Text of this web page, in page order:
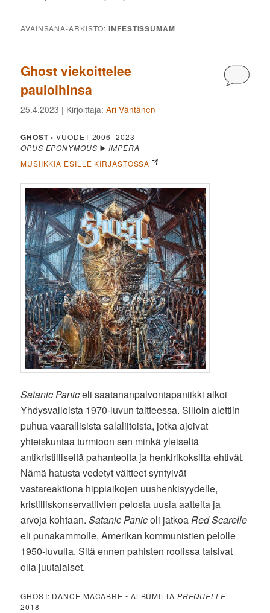
AVAINSANA-ARKISTO:INFESTISSUMAM
Ghost viekoittelee
pauloihinsa
25.4.2023 | Kirjoittaja:Ari Väntänen
GHOST • VUODET 2006–2023
OPUS EPONYMOUS ▶️ IMPERA
MUSIIKKIA ESILLE KIRJASTOSSA
Satanic Paniceli saatananpalvontapaniikki alkoi
Yhdysvalloista 1970-luvun taitteessa. Silloin alettiin
puhua vaarallisista salaliitoista, jotka ajoivat
yhteiskuntaa turmioon sen minkä yleiseltä
antikristilliseltä pahanteolta ja henkirikoksilta ehtivät.
Nämä hatusta vedetyt väitteet syntyivät
vastareaktiona hippiaikojen uushenkisyydelle,
kristilliskonservatiivien pelosta uusia aatteita ja
arvoja kohtaan.Satanic Panicoli jatkoaRed Scarelle
eli punakammolle, Amerikan kommunistien pelolle
1950-luvulla. Sitä ennen pahisten roolissa taisivat
olla juutalaiset.
GHOST: DANCE MACABRE • ALBUMILTA PREQUELLE
2018